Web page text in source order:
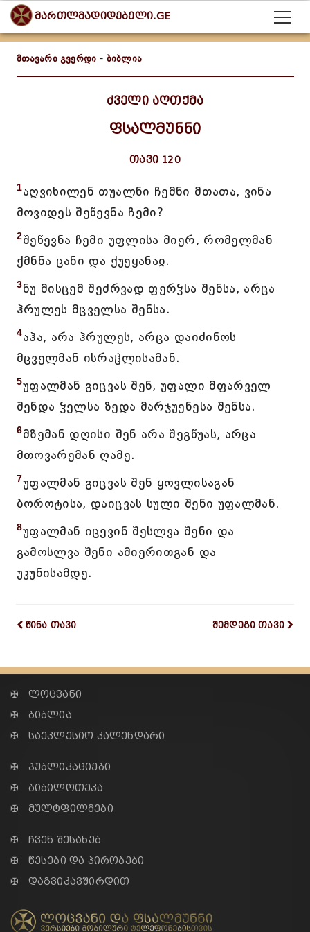
მართლმადიდებელი.GE
მთავარი გვერდი - ბიბლია
ძველი აღთქმა
ფსალმუნნი
თავი 120
1აღვიხილენ თუალნი ჩემნი მთათა, ვინა
მოვიდეს შეწევნა ჩემი?
2შეწევნა ჩემი უფლისა მიერ, რომელმან
ქმნნა ცანი და ქუეყანაჲ.
3ნუ მისცემ შეძრვად ფერჴსა შენსა, არცა
ჰრულეს მცველსა შენსა.
4აჰა, არა ჰრულეს, არცა დაიძინოს
მცველმან ისრაჱლისამან.
5უფალმან გიცვას შენ, უფალი მფარველ
შენდა ჴელსა ზედა მარჯუენესა შენსა.
6მზემან დღისი შენ არა შეგწუას, არცა
მთოვარემან ღამე.
7უფალმან გიცვას შენ ყოვლისაგან
ბოროტისა, დაიცვას სული შენი უფალმან.
8უფალმან იცევინ შესლვა შენი და
გამოსლვა შენი ამიერითგან და
უკუნისამდე.
წინა თავი შემდეგი თავი
✠ ლოცვანი
✠ ბიბლია
✠ საეკლესიო კალენდარი
✠ პუბლიკაციები
✠ ბიბილოთეკა
✠ მულტფილმები
✠ ჩვენ შესახებ
✠ წესები და პირობები
✠ დაგვიკავშირდით